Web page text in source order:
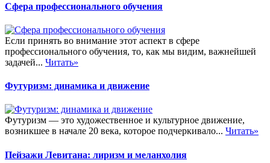
Сфера профессионального обучения
Если принять во внимание этот аспект в сфере
профессионального обучения, то, как мы видим, важнейшей
задачей... Читать»
Футуризм: динамика и движение
Футуризм — это художественное и культурное движение,
возникшее в начале 20 века, которое подчеркивало... Читать»
Пейзажи Левитана: лиризм и меланхолия